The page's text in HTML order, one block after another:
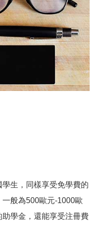
生，同樣享受免學費的
般為500歐元-1000歐
學金，還能享受注冊費